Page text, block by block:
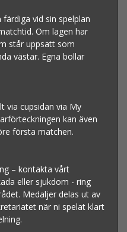
vid sin spelplan
Om lagen har
står uppsatt som
västar. Egna bollar
via cupsidan via My
kan även
första matchen.
– kontakta vårt
eller sjukdom - ring
Medaljer delas ut av
när ni spelat klart